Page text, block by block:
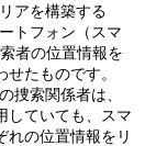
アを構築する
トフォン（スマ
者の位置情報を
たものです。
捜索関係者は、
していても、スマ
れの位置情報をリ